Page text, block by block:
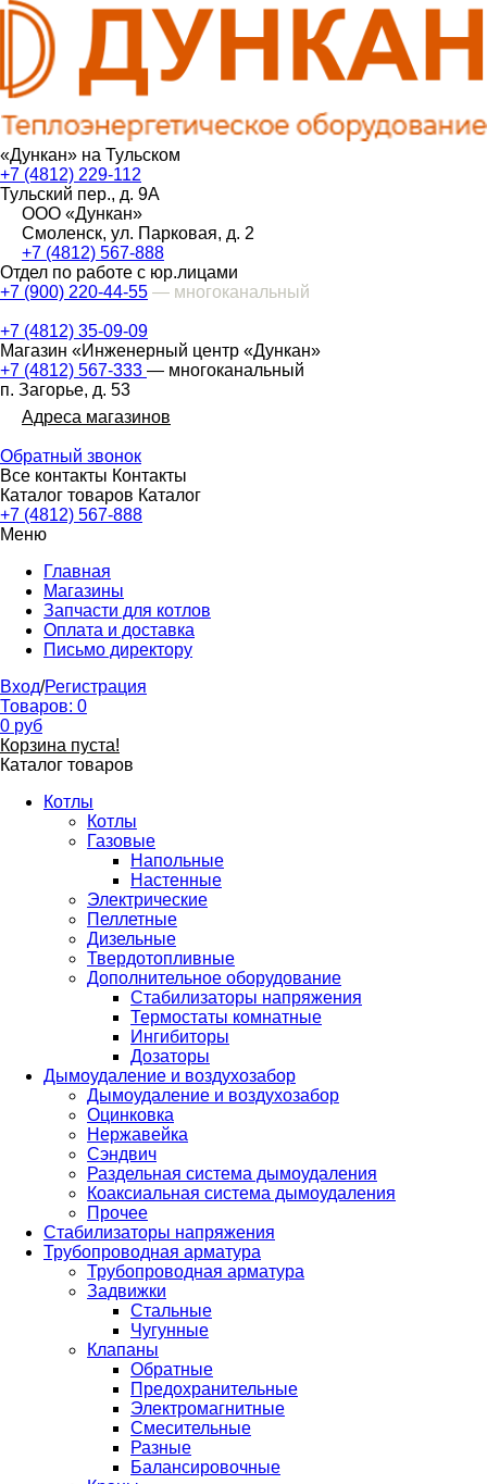
«Дункан» на Тульском
+7 (4812) 229-112
Тульский пер., д. 9А
ООО «Дункан»
Смоленск, ул. Парковая, д. 2
+7 (4812) 567-888
Отдел по работе с юр.лицами
+7 (900) 220-44-55 — многоканальный
+7 (4812) 35-09-09
Магазин «Инженерный центр «Дункан»
+7 (4812) 567-333 — многоканальный
п. Загорье, д. 53
Адреса магазинов
Обратный звонок
Все контакты Контакты
Каталог товаров Каталог
+7 (4812) 567-888
Меню
Главная
Магазины
Запчасти для котлов
Оплата и доставка
Письмо директору
Вход/Регистрация
Товаров: 0
0 руб
Корзина пуста!
Каталог товаров
Котлы
Котлы
Газовые
Напольные
Настенные
Электрические
Пеллетные
Дизельные
Твердотопливные
Дополнительное оборудование
Стабилизаторы напряжения
Термостаты комнатные
Ингибиторы
Дозаторы
Дымоудаление и воздухозабор
Дымоудаление и воздухозабор
Оцинковка
Нержавейка
Сэндвич
Раздельная система дымоудаления
Коаксиальная система дымоудаления
Прочее
Стабилизаторы напряжения
Трубопроводная арматура
Трубопроводная арматура
Задвижки
Стальные
Чугунные
Клапаны
Обратные
Предохранительные
Электромагнитные
Смесительные
Разные
Балансировочные